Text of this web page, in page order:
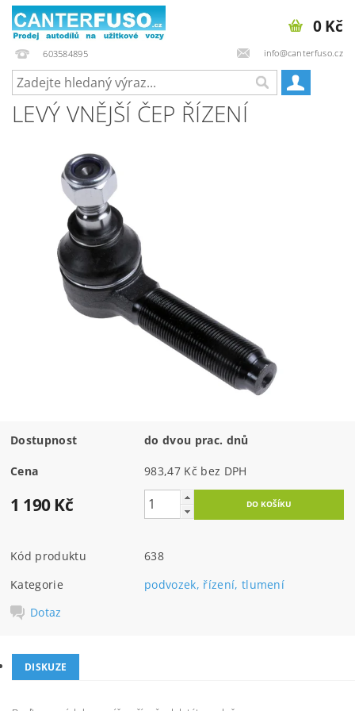
603584895 info@canterfuso.cz
0 Kč
LEVÝ VNĚJŠÍ ČEP ŘÍZENÍ
Dostupnost do dvou prac. dnů
Cena 983,47 Kč bez DPH
1 190 Kč
Kód produktu
638
Kategorie
podvozek, řízení, tlumení
Dotaz
DISKUZE